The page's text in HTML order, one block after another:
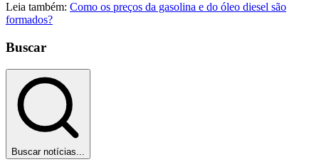
Leia também: Como os preços da gasolina e do óleo diesel são
formados?
Buscar
Buscar notícias...